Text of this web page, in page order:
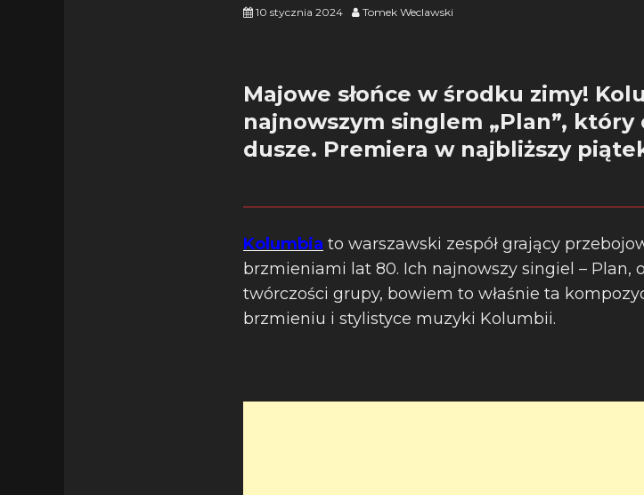
10 stycznia 2024 Tomek Weclawski
Majowe słońce w środku zimy!
najnowszym singlem „Plan”,
dusze. Premiera w najbliższy
Kolumbia to warszawski zespół grający
brzmieniami lat 80. Ich najnowszy singiel – Plan,
twórczości grupy, bowiem to właśnie ta
brzmieniu i stylistyce muzyki Kolumbii.